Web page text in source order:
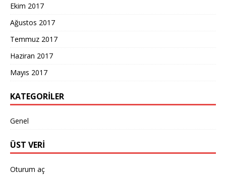
Ekim 2017
Ağustos 2017
Temmuz 2017
Haziran 2017
Mayıs 2017
KATEGORILER
Genel
ÜST VERI
Oturum aç